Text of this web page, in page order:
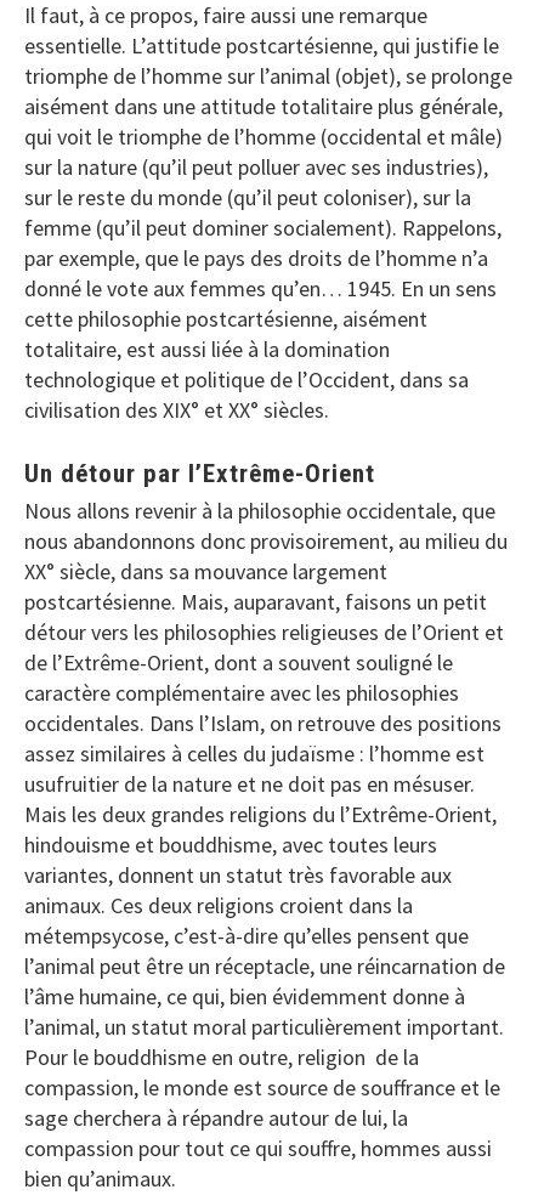
Il faut, à ce propos, faire aussi une remarque
essentielle. L’attitude postcartésienne, qui justifie le
triomphe de l’homme sur l’animal (objet), se prolonge
aisément dans une attitude totalitaire plus générale,
qui voit le triomphe de l’homme (occidental et mâle)
sur la nature (qu’il peut polluer avec ses industries),
sur le reste du monde (qu’il peut coloniser), sur la
femme (qu’il peut dominer socialement). Rappelons,
par exemple, que le pays des droits de l’homme n’a
donné le vote aux femmes qu’en… 1945. En un sens
cette philosophie postcartésienne, aisément
totalitaire, est aussi liée à la domination
technologique et politique de l’Occident, dans sa
civilisation des XIX° et XX° siècles.
Un détour par l’Extrême-Orient
Nous allons revenir à la philosophie occidentale, que
nous abandonnons donc provisoirement, au milieu du
XX° siècle, dans sa mouvance largement
postcartésienne. Mais, auparavant, faisons un petit
détour vers les philosophies religieuses de l’Orient et
de l’Extrême-Orient, dont a souvent souligné le
caractère complémentaire avec les philosophies
occidentales. Dans l’Islam, on retrouve des positions
assez similaires à celles du judaïsme : l’homme est
usufruitier de la nature et ne doit pas en mésuser.
Mais les deux grandes religions du l’Extrême-Orient,
hindouisme et bouddhisme, avec toutes leurs
variantes, donnent un statut très favorable aux
animaux. Ces deux religions croient dans la
métempsycose, c’est-à-dire qu’elles pensent que
l’animal peut être un réceptacle, une réincarnation de
l’âme humaine, ce qui, bien évidemment donne à
l’animal, un statut moral particulièrement important.
Pour le bouddhisme en outre, religion de la
compassion, le monde est source de souffrance et le
sage cherchera à répandre autour de lui, la
compassion pour tout ce qui souffre, hommes aussi
bien qu’animaux.